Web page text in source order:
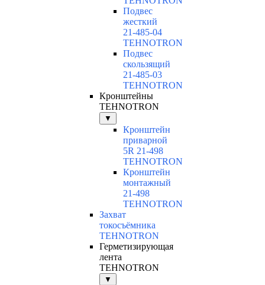
Подвес
жесткий
21-485-04
TEHNOTRON
Подвес
скользящий
21-485-03
TEHNOTRON
Кронштейны
TEHNOTRON
▼
Кронштейн
приварной
5R 21-498
TEHNOTRON
Кронштейн
монтажный
21-498
TEHNOTRON
Захват
токосъёмника
TEHNOTRON
Герметизирующая
лента
TEHNOTRON
▼